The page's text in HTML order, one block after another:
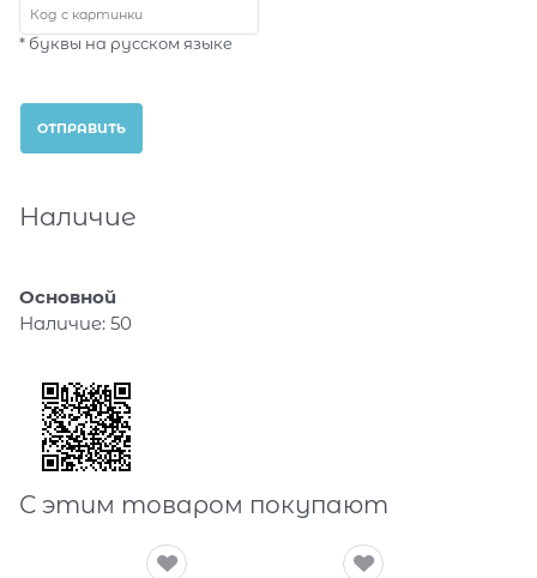
* буквы на русском языке
Наличие
Основной
Наличие: 50
С этим товаром покупают